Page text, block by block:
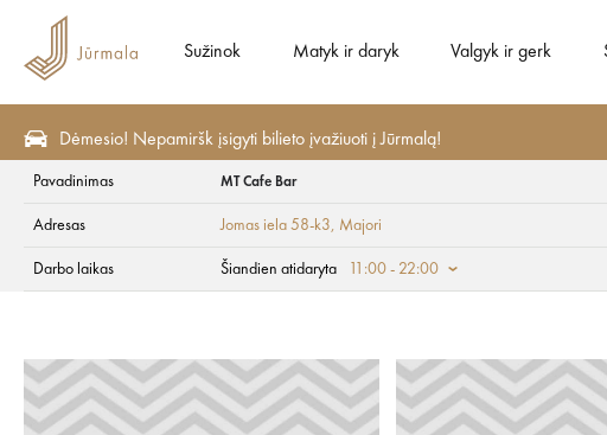
Sužinok Matyk ir daryk Valgyk ir gerk
Dėmesio! Nepamiršk įsigyti bilieto įvažiuoti į Jūrmalą!
MT Cafe Bar
Pavadinimas MT Cafe Bar
Adresas Jomas iela 58-k3, Majori
Darbo laikas Šiandien atidaryta 11:00 - 22:00